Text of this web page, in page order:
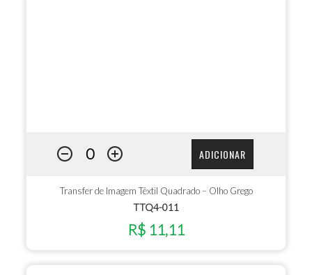
ADICIONAR
Transfer de Imagem Têxtil Quadrado – Olho Grego
TTQ4-011
R$ 11,11